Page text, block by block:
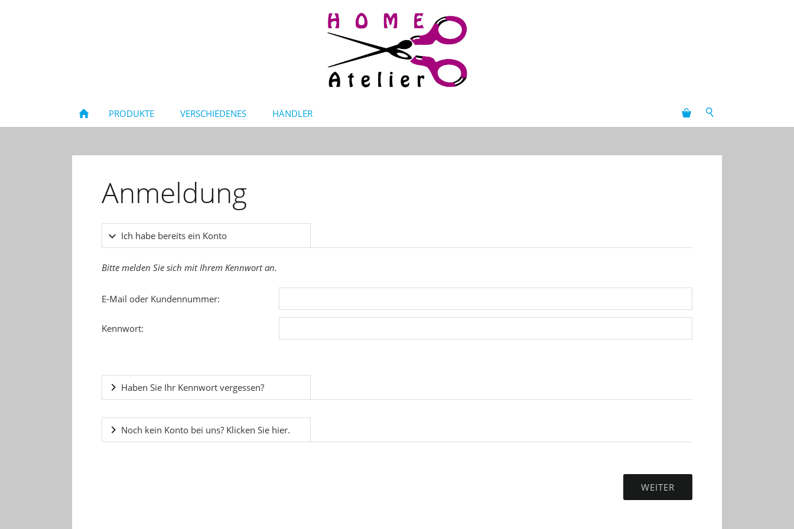
PRODUKTE VERSCHIEDENES HÄNDLER
Anmeldung
Ich habe bereits ein Konto
Bitte melden Sie sich mit Ihrem Kennwort an.
E-Mail oder Kundennummer:
Kennwort:
Haben Sie Ihr Kennwort vergessen?
Noch kein Konto bei uns? Klicken Sie hier.